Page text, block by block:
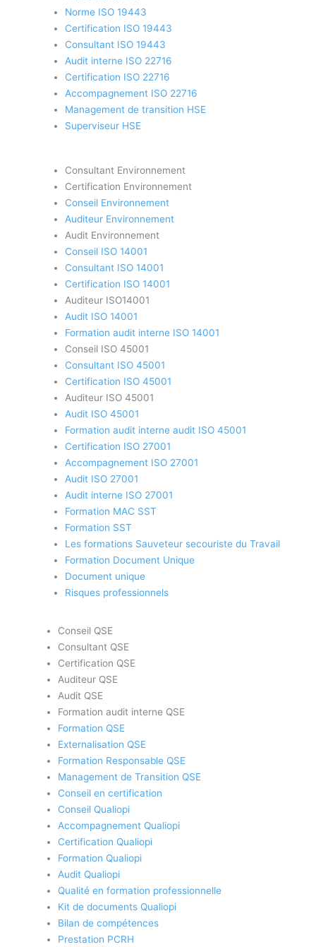
Norme ISO 19443
Certification ISO 19443
Consultant ISO 19443
Audit interne ISO 22716
Certification ISO 22716
Accompagnement ISO 22716
Management de transition HSE
Superviseur HSE
Consultant Environnement
Certification Environnement
Conseil Environnement
Auditeur Environnement
Audit Environnement
Conseil ISO 14001
Consultant ISO 14001
Certification ISO 14001
Auditeur ISO14001
Audit ISO 14001
Formation audit interne ISO 14001
Conseil ISO 45001
Consultant ISO 45001
Certification ISO 45001
Auditeur ISO 45001
Audit ISO 45001
Formation audit interne audit ISO 45001
Certification ISO 27001
Accompagnement ISO 27001
Audit ISO 27001
Audit interne ISO 27001
Formation MAC SST
Formation SST
Les formations Sauveteur secouriste du Travail
Formation Document Unique
Document unique
Risques professionnels
Conseil QSE
Consultant QSE
Certification QSE
Auditeur QSE
Audit QSE
Formation audit interne QSE
Formation QSE
Externalisation QSE
Formation Responsable QSE
Management de Transition QSE
Conseil en certification
Conseil Qualiopi
Accompagnement Qualiopi
Certification Qualiopi
Formation Qualiopi
Audit Qualiopi
Qualité en formation professionnelle
Kit de documents Qualiopi
Bilan de compétences
Prestation PCRH